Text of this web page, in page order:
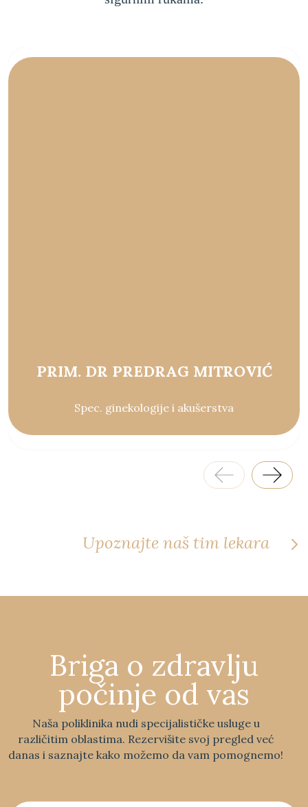
PRIM. DR PREDRAG MITROVIĆ
Spec. ginekologije i akušerstva
Upoznajte naš tim lekara
Briga o zdravlju
počinje od vas
Naša poliklinika nudi specijalističke usluge u
različitim oblastima. Rezervišite svoj pregled već
danas i saznajte kako možemo da vam pomognemo!